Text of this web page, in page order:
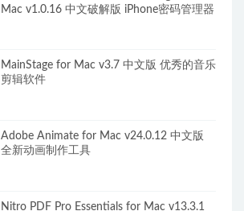
Mac v1.0.16 中文破解版 iPhone密码管理器
MainStage for Mac v3.7 中文版 优秀的音乐
剪辑软件
Adobe Animate for Mac v24.0.12 中文版
全新动画制作工具
Nitro PDF Pro Essentials for Mac v13.3.1